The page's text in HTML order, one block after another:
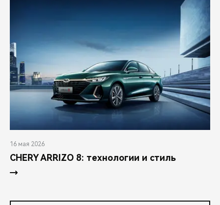
16 мая 2026
CHERY ARRIZO 8: технологии и стиль